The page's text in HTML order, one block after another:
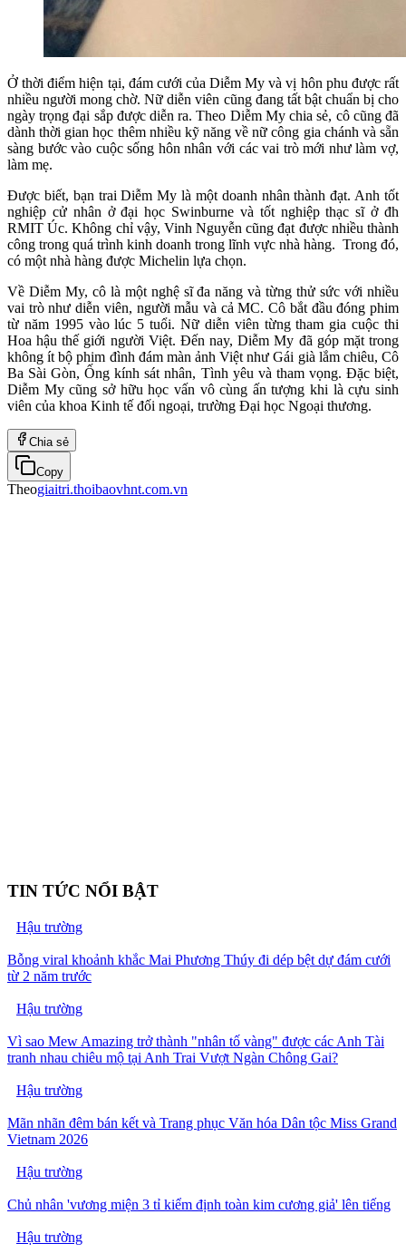
Ở thời điểm hiện tại, đám cưới của Diễm My và vị hôn phu được rất
nhiều người mong chờ. Nữ diễn viên cũng đang tất bật chuẩn bị cho
ngày trọng đại sắp được diễn ra. Theo Diễm My chia sẻ, cô cũng đã
dành thời gian học thêm nhiều kỹ năng về nữ công gia chánh và sẵn
sàng bước vào cuộc sống hôn nhân với các vai trò mới như làm vợ,
làm mẹ.
Được biết, bạn trai Diễm My là một doanh nhân thành đạt. Anh tốt
nghiệp cử nhân ở đại học Swinburne và tốt nghiệp thạc sĩ ở đh
RMIT Úc. Không chỉ vậy, Vinh Nguyễn cũng đạt được nhiều thành
công trong quá trình kinh doanh trong lĩnh vực nhà hàng. Trong đó,
có một nhà hàng được Michelin lựa chọn.
Về Diễm My, cô là một nghệ sĩ đa năng và từng thử sức với nhiều
vai trò như diễn viên, người mẫu và cả MC. Cô bắt đầu đóng phim
từ năm 1995 vào lúc 5 tuổi. Nữ diễn viên từng tham gia cuộc thi
Hoa hậu thế giới người Việt. Đến nay, Diễm My đã góp mặt trong
không ít bộ phim đình đám màn ảnh Việt như Gái già lắm chiêu, Cô
Ba Sài Gòn, Ống kính sát nhân, Tình yêu và tham vọng. Đặc biệt,
Diễm My cũng sở hữu học vấn vô cùng ấn tượng khi là cựu sinh
viên của khoa Kinh tế đối ngoại, trường Đại học Ngoại thương.
Chia sẻ
Copy
Theogiaitri.thoibaovhnt.com.vn
TIN TỨC NỔI BẬT
Hậu trường
Bỗng viral khoảnh khắc Mai Phương Thúy đi dép bệt dự đám cưới
từ 2 năm trước
Hậu trường
Vì sao Mew Amazing trở thành "nhân tố vàng" được các Anh Tài
tranh nhau chiêu mộ tại Anh Trai Vượt Ngàn Chông Gai?
Hậu trường
Mãn nhãn đêm bán kết và Trang phục Văn hóa Dân tộc Miss Grand
Vietnam 2026
Hậu trường
Chủ nhân 'vương miện 3 tỉ kiểm định toàn kim cương giả' lên tiếng
Hậu trường